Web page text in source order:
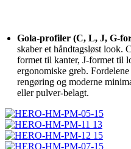
Gola-profiler (C, L, J, G-
skaber et håndtagsløst look.
formet til kanter, J-formet til
ergonomiske greb.
rengøring og moderne
eller pulver-belagt.